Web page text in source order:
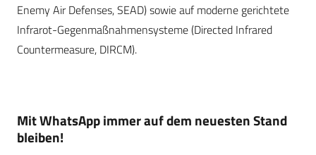
Enemy Air Defenses, SEAD) sowie auf moderne gerichtete
Infrarot-Gegenmaßnahmensysteme (Directed Infrared
Countermeasure, DIRCM).
Mit WhatsApp immer auf dem neuesten Stand
bleiben!